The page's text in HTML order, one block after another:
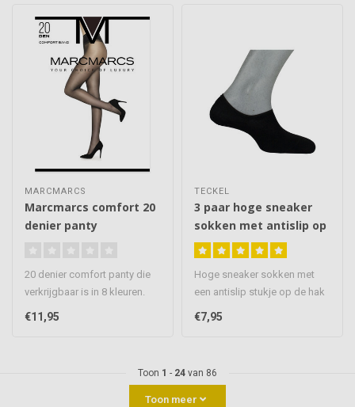
MARCMARCS
Marcmarcs comfort 20
denier panty
20 denier comfort panty die
verkrijgbaar is in 8 kleuren.
Voorzien van een licht..
€11,95
TECKEL
3 paar hoge sneaker
sokken met antislip op
de hak
Hoge sneaker sokken met
een antislip stukje op de hak
waardoor de sok perfect bl..
€7,95
Toon 1 - 24 van 86
Toon meer